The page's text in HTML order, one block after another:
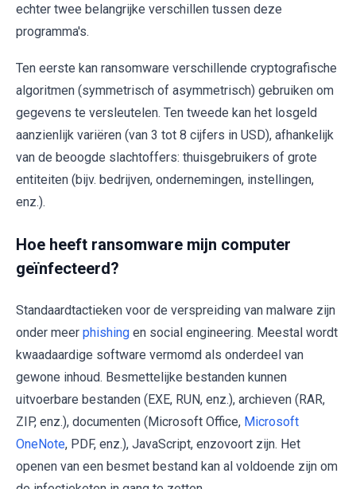
echter twee belangrijke verschillen tussen deze
programma's.
Ten eerste kan ransomware verschillende cryptografische
algoritmen (symmetrisch of asymmetrisch) gebruiken om
gegevens te versleutelen. Ten tweede kan het losgeld
aanzienlijk variëren (van 3 tot 8 cijfers in USD), afhankelijk
van de beoogde slachtoffers: thuisgebruikers of grote
entiteiten (bijv. bedrijven, ondernemingen, instellingen,
enz.).
Hoe heeft ransomware mijn computer
geïnfecteerd?
Standaardtactieken voor de verspreiding van malware zijn
onder meer phishing en social engineering. Meestal wordt
kwaadaardige software vermomd als onderdeel van
gewone inhoud. Besmettelijke bestanden kunnen
uitvoerbare bestanden (EXE, RUN, enz.), archieven (RAR,
ZIP, enz.), documenten (Microsoft Office, Microsoft
OneNote, PDF, enz.), JavaScript, enzovoort zijn. Het
openen van een besmet bestand kan al voldoende zijn om